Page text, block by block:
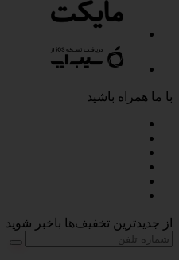
با ما همراه باشید
از جدیدترین تخفیف‌ها باخبر شوید